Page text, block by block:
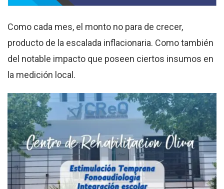
Como cada mes, el monto no para de crecer,
producto de la escalada inflacionaria. Como también
del notable impacto que poseen ciertos insumos en
la medición local.